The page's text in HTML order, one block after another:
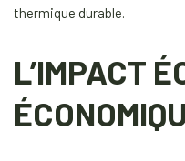
thermique durable.
L’IMPACT